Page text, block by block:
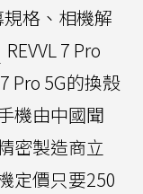
規格、相機解
REVVL 7 Pro
Pro 5G的換殼
機由中國聞
密製造商立
定價只要250